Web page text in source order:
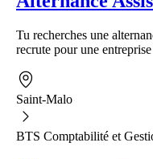
Tu recherches une
recrute pour une
Saint-Malo
BTS Comptabilité et